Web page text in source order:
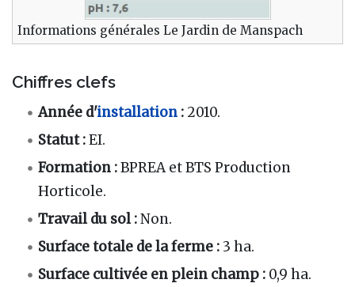
Informations générales Le Jardin de Manspach
Chiffres clefs
Année d'installation : 2010.
Statut :EI.
Formation :BPREA et BTS Production
Horticole.
Travail du sol :Non.
Surface totale de la ferme : 3 ha.
Surface cultivée en plein champ : 0,9 ha.